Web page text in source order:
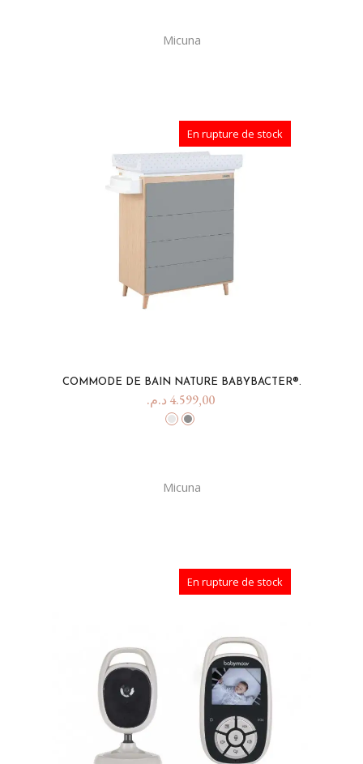
Micuna
En rupture de stock
COMMODE DE BAIN NATURE BABYBACTER®.
4.599,00 د.م.
Micuna
En rupture de stock